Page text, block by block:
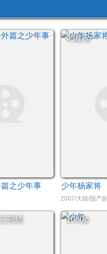
之少年事
43集全
少年杨家将
2007/大陆/国产剧
完结 1080p